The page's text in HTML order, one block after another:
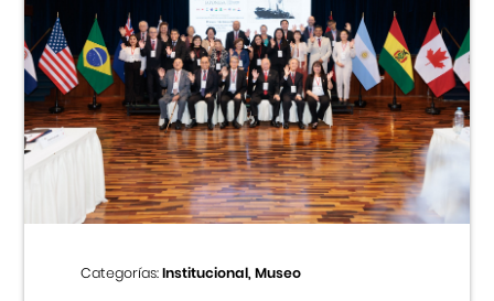
Categorías:Institucional, Museo